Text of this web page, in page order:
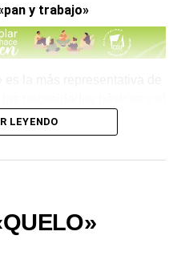
y trabajo»
recursos.
familiar.
pedir su ayuda
de Informaciones-
LEYENDO